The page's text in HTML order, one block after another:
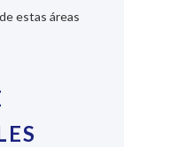
estas áreas